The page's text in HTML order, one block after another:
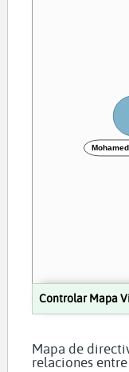
Controlar Mapa
Mapa de
relaciones